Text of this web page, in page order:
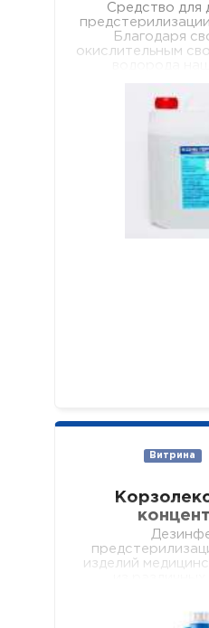
Средство для
Благодаря
окислительным
промышленности,
Витрина
изделий